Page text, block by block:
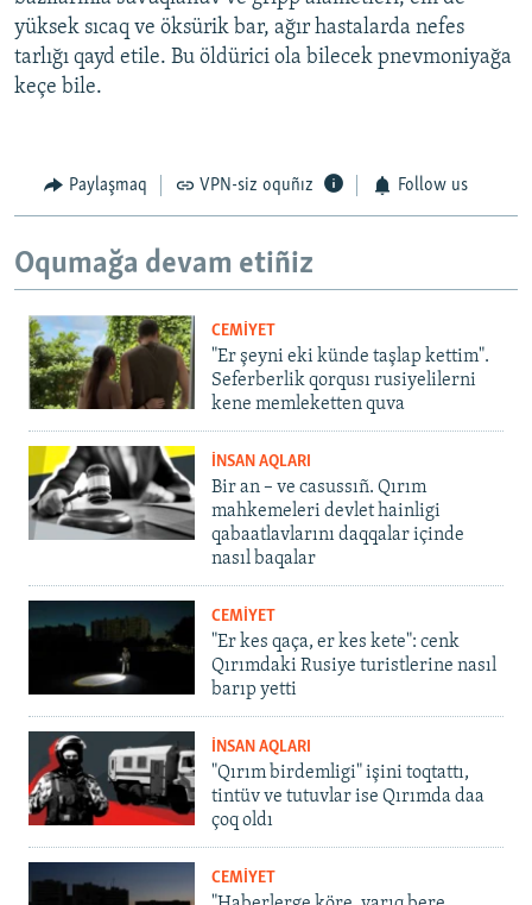
yüksek sıcaq ve öksürik bar, ağır hastalarda nefes
tarlığı qayd etile. Bu öldürici ola bilecek pnevmoniyağa
keçe bile.
Paylaşmaq VPN-siz oquñız Follow us
Oqumağa devam etiñiz
CEMİYET
"Er şeyni eki künde taşlap kettim".
Seferberlik qorqusı rusiyelilerni
kene memleketten quva
İNSAN AQLARI
Bir an – ve casussıñ. Qırım
mahkemeleri devlet hainligi
qabaatlavlarını daqqalar içinde
nasıl baqalar
CEMİYET
"Er kes qaça, er kes kete": cenk
Qırımdaki Rusiye turistlerine nasıl
barıp yetti
İNSAN AQLARI
"Qırım birdemligi" işini toqtattı,
tintüv ve tutuvlar ise Qırımda daa
çoq oldı
CEMİYET